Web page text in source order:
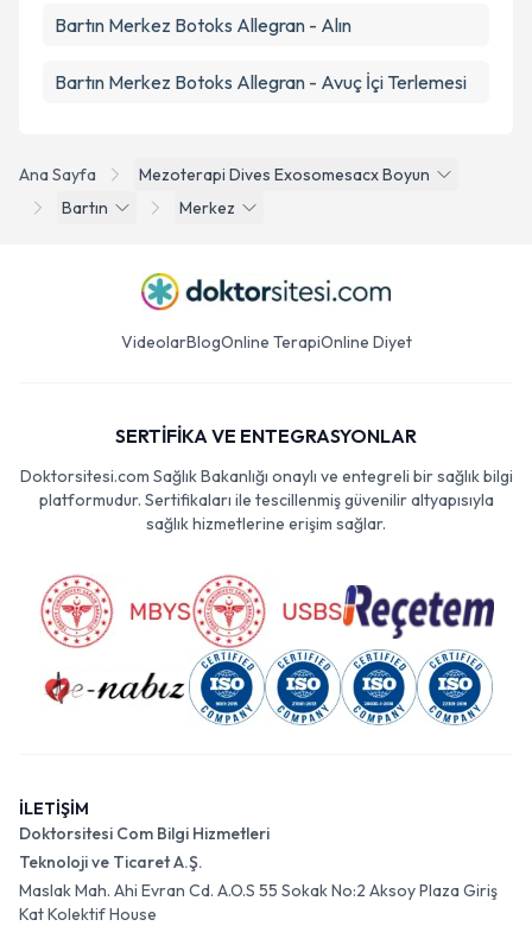
Ana Sayfa
Mezoterapi Dives Exosomesacx Boyun
Bartın
Merkez
Bartın Merkez Botoks Allegran - Alın
Bartın Merkez Botoks Allegran - Avuç İçi Terlemesi
VideolarBlogOnline TerapiOnline Diyet
SERTİFİKA VE ENTEGRASYONLAR
Doktorsitesi.com Sağlık Bakanlığı onaylı ve entegreli bir sağlık bilgi
platformudur. Sertifikaları ile tescillenmiş güvenilir altyapısıyla
sağlık hizmetlerine erişim sağlar.
İLETİŞİM
Doktorsitesi Com Bilgi Hizmetleri
Teknoloji ve Ticaret A.Ş.
Maslak Mah. Ahi Evran Cd. A.O.S 55 Sokak No:2 Aksoy Plaza Giriş
Kat Kolektif House